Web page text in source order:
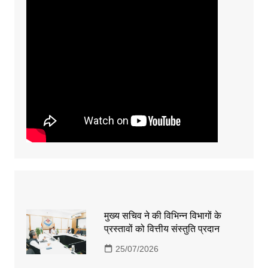
मुख्य सचिव ने की विभिन्न विभागों के
प्रस्तावों को वित्तीय संस्तुति प्रदान
25/07/2026